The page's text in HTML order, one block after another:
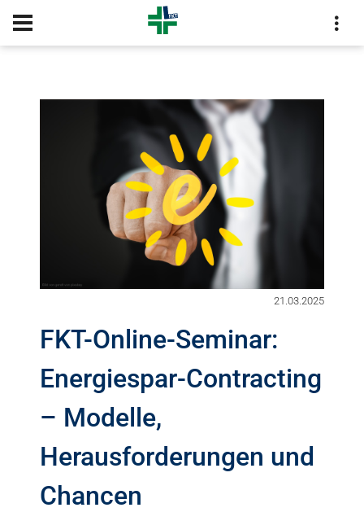
KONTAKT
21.03.2025
FKT-Online-Seminar:
Energiespar-Contracting
– Modelle,
Herausforderungen und
Chancen